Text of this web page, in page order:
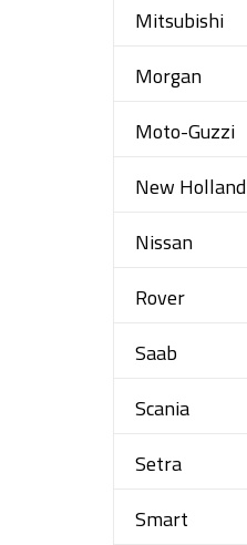
Mitsubishi
Morgan
Moto-Guzzi
New Holland
Nissan
Rover
Saab
Scania
Setra
Smart